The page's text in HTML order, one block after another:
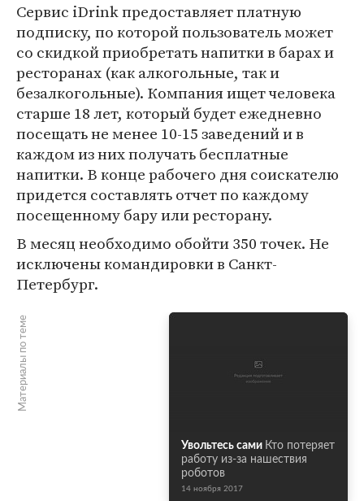
Сервис iDrink предоставляет платную
подписку, по которой пользователь может
со скидкой приобретать напитки в барах и
ресторанах (как алкогольные, так и
безалкогольные). Компания ищет человека
старше 18 лет, который будет ежедневно
посещать не менее 10-15 заведений и в
каждом из них получать бесплатные
напитки. В конце рабочего дня соискателю
придется составлять отчет по каждому
посещенному бару или ресторану.
В месяц необходимо обойти 350 точек. Не
исключены командировки в Санкт-
Петербург.
Материалы по теме
Увольтесь сами Кто потеряет
работу из-за нашествия
роботов
14 ноября 2017